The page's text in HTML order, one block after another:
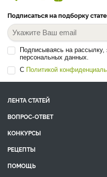
Подписаться на подборку
Подписываясь на
персональных данных.
С Политикой
ЛЕНТА СТАТЕЙ
ВОПРОС-ОТВЕТ
КОНКУРСЫ
РЕЦЕПТЫ
ПОМОЩЬ